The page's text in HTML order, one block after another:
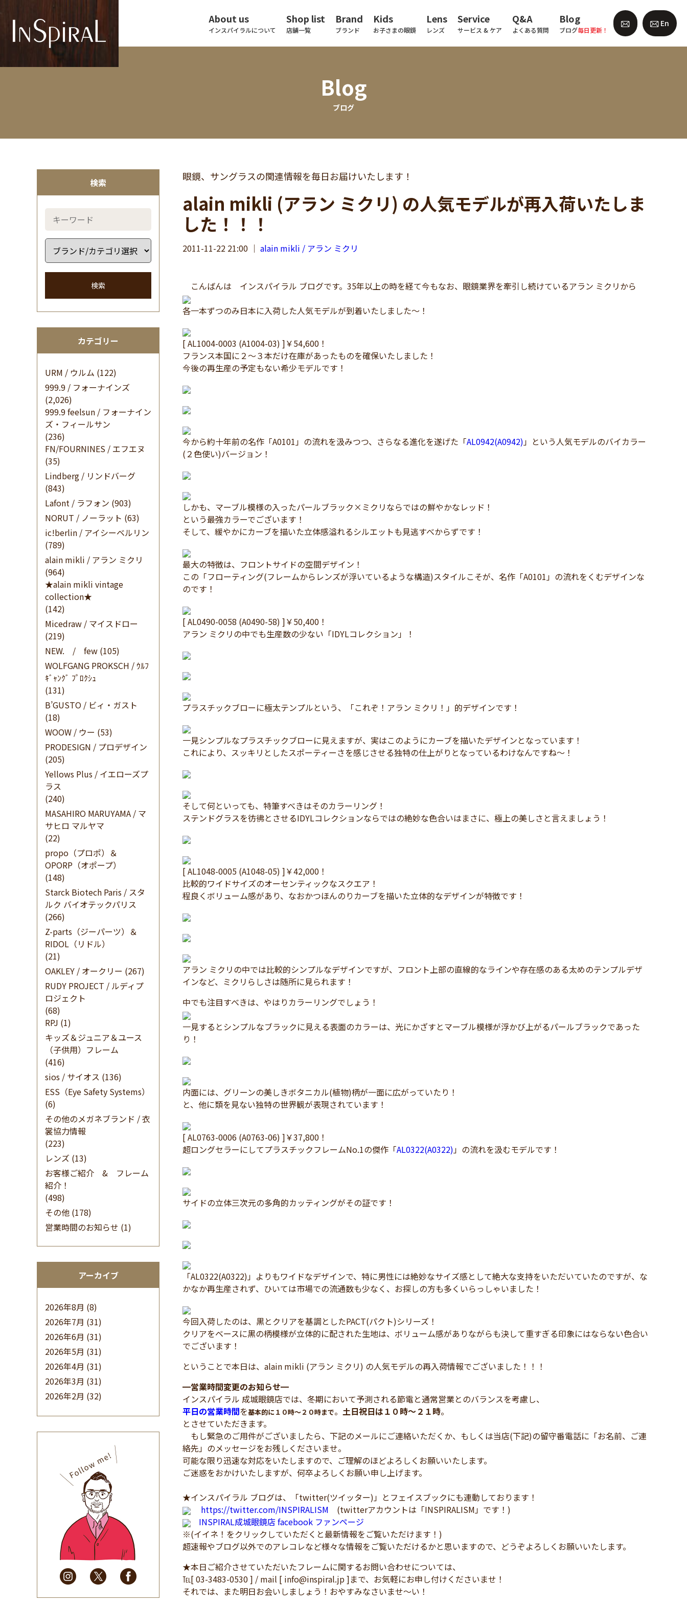
About us
インスパイラルについて
Shop list
店舗一覧
Brand
ブランド
Kids
お子さまの眼鏡
Lens
レンズ
Service
サービス & ケア
Q&A
よくある質問
Blog
ブログ毎日更新！
En
Blog
ブログ
検索
検索
カテゴリー
URM / ウルム (122)
999.9 / フォーナインズ
(2,026)
999.9 feelsun / フォーナイン
ズ・フィールサン
(236)
FN/FOURNINES / エフエヌ
(35)
Lindberg / リンドバーグ
(843)
Lafont / ラフォン (903)
NORUT / ノーラット (63)
ic!berlin / アイシーベルリン
(789)
alain mikli / アラン ミクリ
(964)
★alain mikli vintage
collection★
(142)
Micedraw / マイスドロー
(219)
NEW. / few (105)
WOLFGANG PROKSCH / ｳﾙﾌ
ｷﾞｬﾝｸﾞ ﾌﾟﾛｸｼｭ
(131)
B’GUSTO / ビィ・ガスト
(18)
WOOW / ウー (53)
PRODESIGN / プロデザイン
(205)
Yellows Plus / イエローズプ
ラス
(240)
MASAHIRO MARUYAMA / マ
サヒロ マルヤマ
(22)
propo（プロポ）＆
OPORP（オポープ）
(148)
Starck Biotech Paris / スタ
ルク バイオテックパリス
(266)
Z-parts（ジーパーツ）＆
RIDOL（リドル）
(21)
OAKLEY / オークリー (267)
RUDY PROJECT / ルディプ
ロジェクト
(68)
RPJ (1)
キッズ＆ジュニア＆ユース
（子供用）フレーム
(416)
sios / サイオス (136)
ESS（Eye Safety Systems）
(6)
その他のメガネブランド / 衣
裳協力情報
(223)
レンズ (13)
お客様ご紹介 & フレーム
紹介！
(498)
その他 (178)
営業時間のお知らせ (1)
アーカイブ
2026年8月 (8)
2026年7月 (31)
2026年6月 (31)
2026年5月 (31)
2026年4月 (31)
2026年3月 (31)
2026年2月 (32)
(32)
2025年9月(30)
2025年8月(31)
2025年7月(37)
2025年6月(48)
2025年5月
(41)
2025年4月
(32)
2025年3月(31)
2025年2月
(28)
2025年1月
(34)
眼鏡、サングラスの関連情報を毎日お届けいたします！
alain mikli (アラン ミクリ) の人気モデルが再入荷いたしま
した！！！
2011-11-22 21:00 ｜ alain mikli / アラン ミクリ
こんばんは インスパイラル ブログです。35年以上の時を経て今もなお、眼鏡業界を牽引し続けているアラン ミクリから
各一本ずつのみ日本に入荷した人気モデルが到着いたしました～！
[ AL1004-0003 (A1004-03) ]￥54,600！
フランス本国に２～３本だけ在庫があったものを確保いたしました！
今後の再生産の予定もない希少モデルです！
今から約十年前の名作「A0101」の流れを汲みつつ、さらなる進化を遂げた「AL0942(A0942)」という人気モデルのバイカラー
(２色使い)バージョン！
しかも、マーブル模様の入ったパールブラック×ミクリならではの鮮やかなレッド！
という最強カラーでございます！
そして、緩やかにカーブを描いた立体感溢れるシルエットも見逃すべからずです！
最大の特徴は、フロントサイドの空間デザイン！
この「フローティング(フレームからレンズが浮いているような構造)スタイルこそが、名作「A0101」の流れをくむデザインな
のです！
[ AL0490-0058 (A0490-58) ]￥50,400！
アラン ミクリの中でも生産数の少ない「IDYLコレクション」！
プラスチックブローに極太テンプルという、「これぞ！アラン ミクリ！」的デザインです！
一見シンプルなプラスチックブローに見えますが、実はこのようにカーブを描いたデザインとなっています！
これにより、スッキリとしたスポーティーさを感じさせる独特の仕上がりとなっているわけなんですね～！
そして何といっても、特筆すべきはそのカラーリング！
ステンドグラスを彷彿とさせるIDYLコレクションならではの絶妙な色合いはまさに、極上の美しさと言えましょう！
[ AL1048-0005 (A1048-05) ]￥42,000！
比較的ワイドサイズのオーセンティックなスクエア！
程良くボリューム感があり、なおかつほんのりカーブを描いた立体的なデザインが特徴です！
アラン ミクリの中では比較的シンプルなデザインですが、フロント上部の直線的なラインや存在感のある太めのテンプルデザ
インなど、ミクリらしさは随所に見られます！
中でも注目すべきは、やはりカラーリングでしょう！
一見するとシンプルなブラックに見える表面のカラーは、光にかざすとマーブル模様が浮かび上がるパールブラックであった
り！
内面には、グリーンの美しきボタニカル(植物)柄が一面に広がっていたり！
と、他に類を見ない独特の世界観が表現されています！
[ AL0763-0006 (A0763-06) ]￥37,800！
超ロングセラーにしてプラスチックフレームNo.1の傑作「AL0322(A0322)」の流れを汲むモデルです！
サイドの立体三次元の多角的カッティングがその証です！
「AL0322(A0322)」よりもワイドなデザインで、特に男性には絶妙なサイズ感として絶大な支持をいただいていたのですが、な
かなか再生産されず、ひいては市場での流通数も少なく、お探しの方も多くいらっしゃいました！
今回入荷したのは、黒とクリアを基調としたPACT(パクト)シリーズ！
クリアをベースに黒の柄模様が立体的に配された生地は、ボリューム感がありながらも決して重すぎる印象にはならない色合い
でございます！
ということで本日は、alain mikli (アラン ミクリ) の人気モデルの再入荷情報でございました！！！
━営業時間変更のお知らせ━
インスパイラル 成城眼鏡店では、冬期において予測される節電と通常営業とのバランスを考慮し、
平日の営業時間を基本的に１０時～２０時まで。 土日祝日は１０時～２１時。
とさせていただきます。
もし緊急のご用件がございましたら、下記のメールにご連絡いただくか、もしくは当店(下記)の留守番電話に「お名前、ご連
絡先」のメッセージをお残しくださいませ。
可能な限り迅速な対応をいたしますので、ご理解のほどよろしくお願いいたします。
ご迷惑をおかけいたしますが、何卒よろしくお願い申し上げます。
★インスパイラル ブログは、「twitter(ツイッター)」とフェイスブックにも連動しております！
https://twitter.com/INSPIRALISM (twitterアカウントは「INSPIRALISM」です！)
INSPIRAL成城眼鏡店 facebook ファンページ
※(イイネ！をクリックしていただくと最新情報をご覧いただけます！)
超速報やブログ以外でのアレコレなど様々な情報をご覧いただけるかと思いますので、どうぞよろしくお願いいたします。
★本日ご紹介させていただいたフレームに関するお問い合わせについては、
℡[ 03-3483-0530 ] / mail [ info@inspiral.jp ]まで、お気軽にお申し付けくださいませ！
それでは、また明日お会いしましょう！おやすみなさいませ～い！